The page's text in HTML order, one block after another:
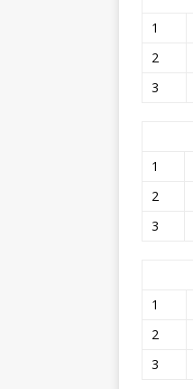
1
2
3
1
2
3
1
2
3